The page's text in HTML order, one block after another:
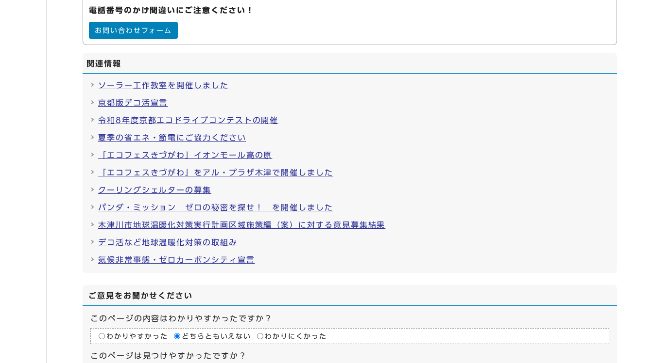
電話番号のかけ間違いにご注意ください！
お問い合わせフォーム
関連情報
ソーラー工作教室を開催しました
京都版デコ活宣言
令和8年度京都エコドライブコンテストの開催
夏季の省エネ・節電にご協力ください
「エコフェスきづがわ」イオンモール高の原
「エコフェスきづがわ」をアル・プラザ木津で開催しました
クーリングシェルターの募集
パンダ・ミッション ゼロの秘密を探せ！ を開催しました
木津川市地球温暖化対策実行計画区域施策編（案）に対する意見募集結果
デコ活など地球温暖化対策の取組み
気候非常事態・ゼロカーボンシティ宣言
ご意見をお聞かせください
このページの内容はわかりやすかったですか？
わかりやすかった どちらともいえない わかりにくかった
このページは見つけやすかったですか？